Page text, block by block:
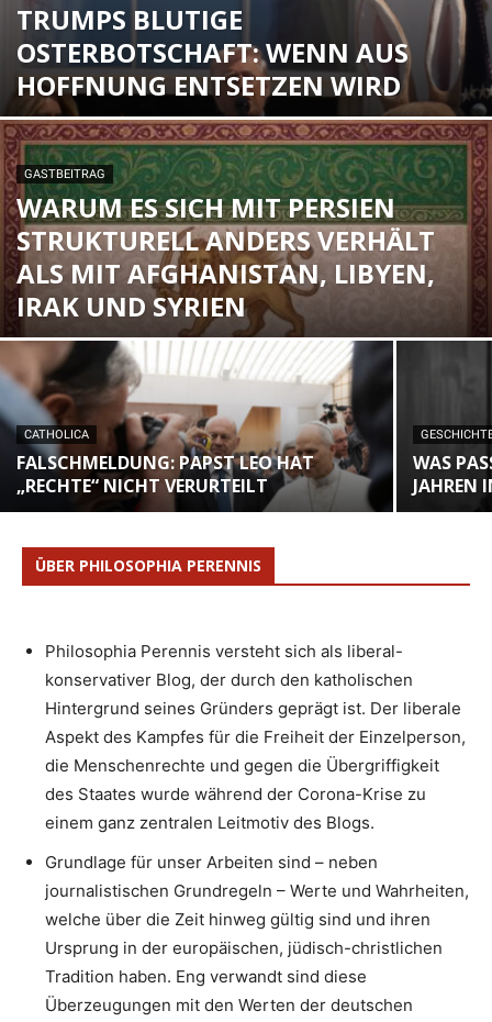
TRUMPS BLUTIGE
OSTERBOTSCHAFT: WENN AUS
HOFFNUNG ENTSETZEN WIRD
GASTBEITRAG
WARUM ES SICH MIT PERSIEN
STRUKTURELL ANDERS VERHÄLT
ALS MIT AFGHANISTAN, LIBYEN,
IRAK UND SYRIEN
CATHOLICA
FALSCHMELDUNG: PAPST LEO HAT
„RECHTE“ NICHT VERURTEILT
WAS
JAHREN
ÜBER PHILOSOPHIA PERENNIS
Philosophia Perennis versteht sich als liberal-
konservativer Blog, der durch den katholischen
Hintergrund seines Gründers geprägt ist. Der liberale
Aspekt des Kampfes für die Freiheit der Einzelperson,
die Menschenrechte und gegen die Übergriffigkeit
des Staates wurde während der Corona-Krise zu
einem ganz zentralen Leitmotiv des Blogs.
Grundlage für unser Arbeiten sind – neben
journalistischen Grundregeln – Werte und Wahrheiten,
welche über die Zeit hinweg gültig sind und ihren
Ursprung in der europäischen, jüdisch-christlichen
Tradition haben. Eng verwandt sind diese
Überzeugungen mit den Werten der deutschen